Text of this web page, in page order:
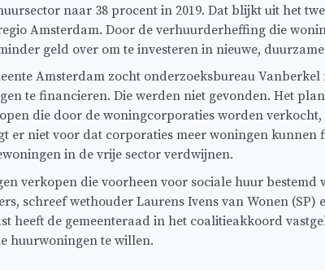
naar 38 procent in 2019. Dat blijkt uit het
Amsterdam. Door de verhuurderheffing die
geld over om te investeren in nieuwe,
Amsterdam zocht onderzoeksbureau
te financieren. Die werden niet gevonden. Het
die door de woningcorporaties worden
er niet voor dat corporaties meer woningen kunnen
in de vrije sector verdwijnen.
verkopen die voorheen voor sociale huur bestemd
schreef wethouder Laurens Ivens van Wonen (SP)
heeft de gemeenteraad in het coalitieakkoord
huurwoningen te willen.